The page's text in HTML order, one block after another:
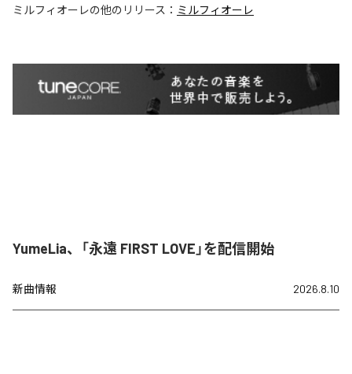
ミルフィオーレの他のリリース： ミルフィオーレ
YumeLia、「永遠 FIRST LOVE」を配信開始
新曲情報 2026.8.10